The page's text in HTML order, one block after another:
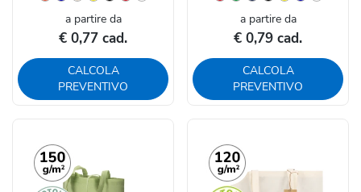
a partire da
€ 0,77 cad.
CALCOLA
PREVENTIVO
a partire da
€ 0,79 cad.
CALCOLA
PREVENTIVO